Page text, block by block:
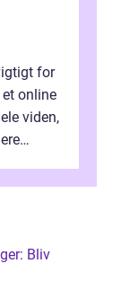
for
online
viden,
Bliv